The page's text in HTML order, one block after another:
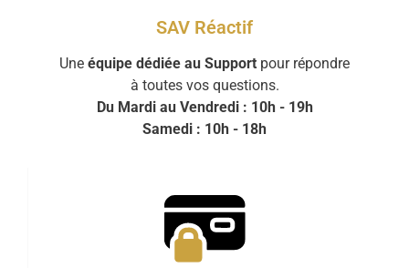
SAV Réactif
Une équipe dédiée au Support pour répondre
à toutes vos questions.
Du Mardi au Vendredi : 10h - 19h
Samedi : 10h - 18h